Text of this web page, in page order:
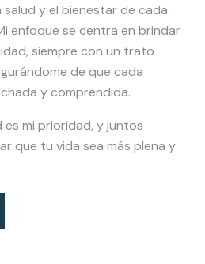
y el bienestar de cada
enfoque se centra en brindar
siempre con un trato
de que cada
y comprendida.
es mi prioridad, y juntos
que tu vida sea más plena y